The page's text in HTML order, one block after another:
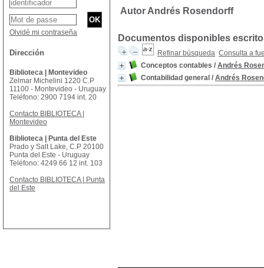
Autor Andrés Rosendorff
Documentos disponibles
Refinar búsqueda Consulta a
Conceptos contables / Andrés
Contabilidad general / Andrés
Olvidé mi contraseña
Dirección
Biblioteca | Montevideo
Zelmar Michelini 1220 C.P
11100 - Montevideo - Uruguay
Teléfono: 2900 7194 int. 20
Contacto BIBLIOTECA |
Montevideo
Biblioteca | Punta del Este
Prado y Salt Lake, C.P 20100
Punta del Este - Uruguay
Teléfono: 4249 66 12 int. 103
Contacto BIBLIOTECA | Punta
del Este